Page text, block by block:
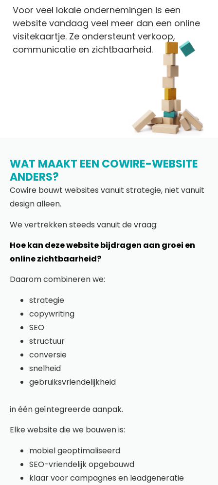
Voor veel lokale ondernemingen is een
website vandaag veel meer dan een online
visitekaartje. Ze ondersteunt verkoop,
communicatie en zichtbaarheid.
WAT MAAKT EEN COWIRE-WEBSITE
ANDERS?
Cowire bouwt websites vanuit strategie, niet vanuit
design alleen.
We vertrekken steeds vanuit de vraag:
Hoe kan deze website bijdragen aan groei en
online zichtbaarheid?
Daarom combineren we:
strategie
copywriting
SEO
structuur
conversie
snelheid
gebruiksvriendelijkheid
in één geïntegreerde aanpak.
Elke website die we bouwen is:
mobiel geoptimaliseerd
SEO-vriendelijk opgebouwd
klaar voor campagnes en leadgeneratie